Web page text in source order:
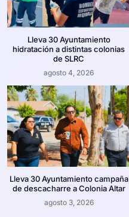
Lleva 30 Ayuntamiento
hidratación a distintas colonias
de SLRC
agosto 4, 2026
Lleva 30 Ayuntamiento campaña
de descacharre a Colonia Altar
agosto 3, 2026